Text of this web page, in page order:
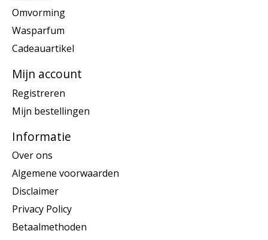
Omvorming
Wasparfum
Cadeauartikel
Mijn account
Registreren
Mijn bestellingen
Informatie
Over ons
Algemene voorwaarden
Disclaimer
Privacy Policy
Betaalmethoden